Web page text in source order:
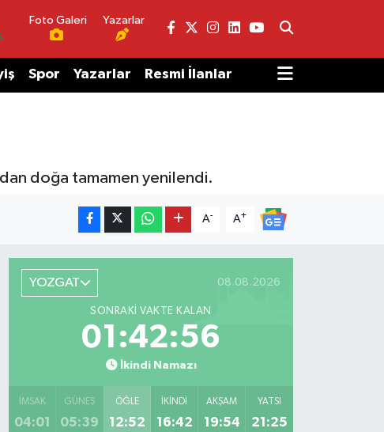
Foto Galeri Yazarlar
Spor Yazarlar Resmi İlanlar
doğa tamamen yenilendi.
A- A+
YOZGAT 08.08.2026
SONRAKI VAKTE KALAN
01:42:56
İkindi Namazı
İMSAK
04:01
GÜNEŞ
05:39
ÖĞLE
12:52
İKINDI
16:42
AKŞAM
19:54
YATSI
21:25